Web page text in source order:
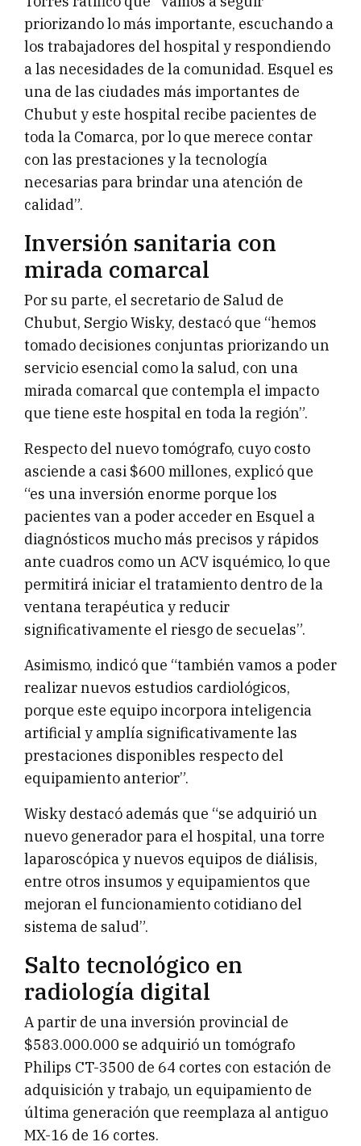
priorizando lo más importante, escuchando a
los trabajadores del hospital y respondiendo
a las necesidades de la comunidad. Esquel es
una de las ciudades más importantes de
Chubut y este hospital recibe pacientes de
toda la Comarca, por lo que merece contar
con las prestaciones y la tecnología
necesarias para brindar una atención de
calidad”.
Inversión sanitaria con
mirada comarcal
Por su parte, el secretario de Salud de
Chubut, Sergio Wisky, destacó que “hemos
tomado decisiones conjuntas priorizando un
servicio esencial como la salud, con una
mirada comarcal que contempla el impacto
que tiene este hospital en toda la región”.
Respecto del nuevo tomógrafo, cuyo costo
asciende a casi $600 millones, explicó que
“es una inversión enorme porque los
pacientes van a poder acceder en Esquel a
diagnósticos mucho más precisos y rápidos
ante cuadros como un ACV isquémico, lo que
permitirá iniciar el tratamiento dentro de la
ventana terapéutica y reducir
significativamente el riesgo de secuelas”.
Asimismo, indicó que “también vamos a poder
realizar nuevos estudios cardiológicos,
porque este equipo incorpora inteligencia
artificial y amplía significativamente las
prestaciones disponibles respecto del
equipamiento anterior”.
Wisky destacó además que “se adquirió un
nuevo generador para el hospital, una torre
laparoscópica y nuevos equipos de diálisis,
entre otros insumos y equipamientos que
mejoran el funcionamiento cotidiano del
sistema de salud”.
Salto tecnológico en
radiología digital
A partir de una inversión provincial de
$583.000.000 se adquirió un tomógrafo
Philips CT-3500 de 64 cortes con estación de
adquisición y trabajo, un equipamiento de
última generación que reemplaza al antiguo
MX-16 de 16 cortes.